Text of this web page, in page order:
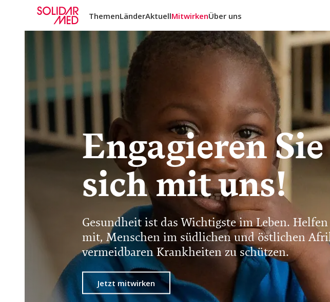
ThemenLänderAktuellMitwirkenÜber uns
Engagieren Sie
sich mit uns!
Gesundheit ist das Wichtigste im Leben. Helfen
mit, Menschen im südlichen und östlichen
vermeidbaren Krankheiten zu schützen.
Jetzt mitwirken